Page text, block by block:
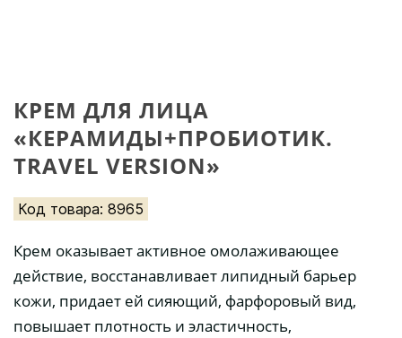
КРЕМ ДЛЯ ЛИЦА
«КЕРАМИДЫ+ПРОБИОТИК.
TRAVEL VERSION»
Код товара: 8965
Крем оказывает активное омолаживающее
действие, восстанавливает липидный барьер
кожи, придает ей сияющий, фарфоровый вид,
повышает плотность и эластичность,